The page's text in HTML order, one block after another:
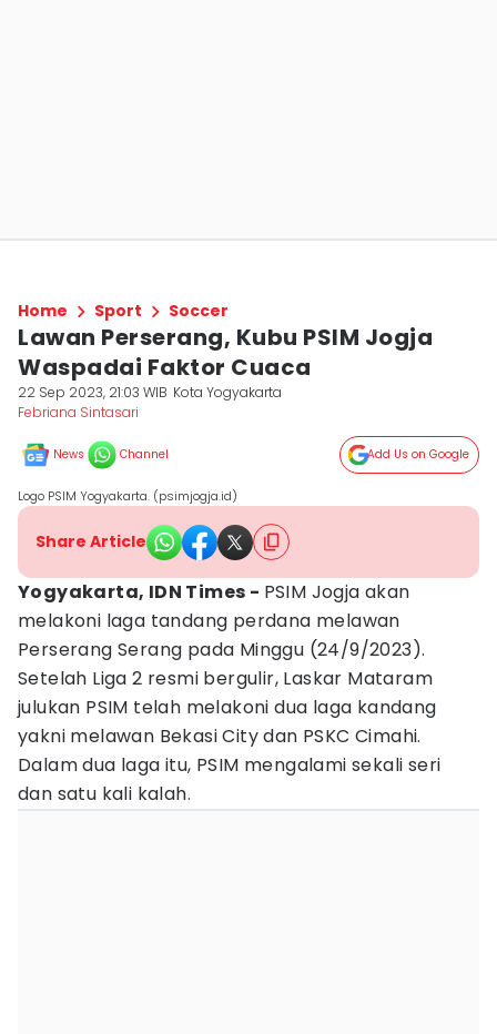
Home Sport Soccer
Lawan Perserang, Kubu PSIM Jogja
Waspadai Faktor Cuaca
22 Sep 2023, 21:03 WIB Kota Yogyakarta
Febriana Sintasari
News Channel Add Us on Google
Logo PSIM Yogyakarta. (psimjogja.id)
Share Article
Yogyakarta, IDN Times - PSIM Jogja akan
melakoni laga tandang perdana melawan
Perserang Serang pada Minggu (24/9/2023).
Setelah Liga 2 resmi bergulir, Laskar Mataram
julukan PSIM telah melakoni dua laga kandang
yakni melawan Bekasi City dan PSKC Cimahi.
Dalam dua laga itu, PSIM mengalami sekali seri
dan satu kali kalah.